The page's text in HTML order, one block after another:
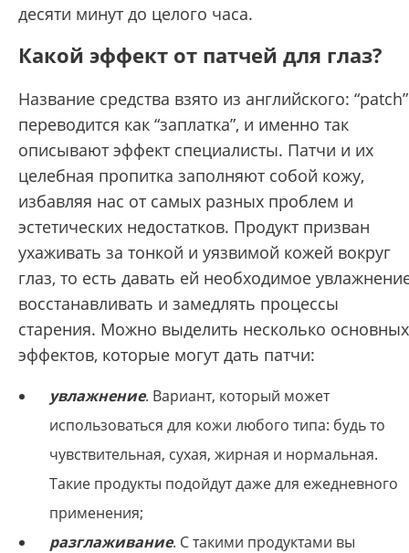
десяти минут до целого часа.
Какой эффект от патчей для глаз?
Название средства взято из английского: “patch”
переводится как “заплатка”, и именно так
описывают эффект специалисты. Патчи и их
целебная пропитка заполняют собой кожу,
избавляя нас от самых разных проблем и
эстетических недостатков. Продукт призван
ухаживать за тонкой и уязвимой кожей вокруг
глаз, то есть давать ей необходимое
восстанавливать и замедлять процессы
старения. Можно выделить несколько основных
эффектов, которые могут дать патчи:
увлажнение. Вариант, который может
использоваться для кожи любого типа: будь то
чувствительная, сухая, жирная и нормальная.
Такие продукты подойдут даже для ежедневного
применения;
разглаживание. С такими продуктами вы